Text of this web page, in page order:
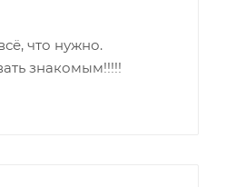
что нужно.
знакомым!!!!!